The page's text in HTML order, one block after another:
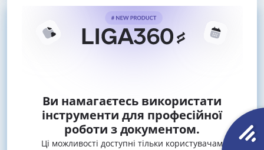
Ви намагаєтесь використати
інструменти для професійної
роботи з документом.
Ці можливості доступні тільки користувачам